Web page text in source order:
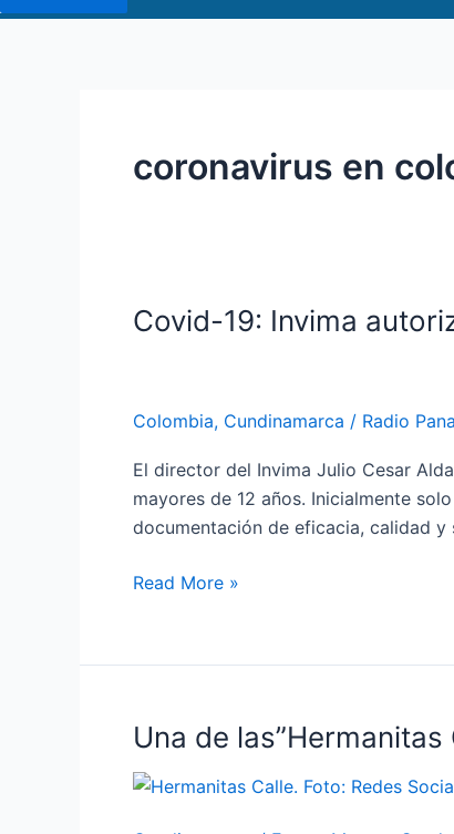
coronavirus en
Covid-19: Invima
Colombia, Cundinamarca / Radio
El director del Invima Julio Cesar
mayores de 12 años. Inicialmente
documentación de eficacia, calidad
Covid-
vacunación
para
de
años
Read More »
Una de
Una
las”Hermanitas